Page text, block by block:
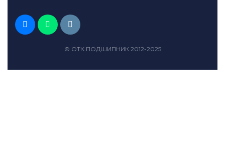
© ОТК ПОДШИПНИК 2012-2025